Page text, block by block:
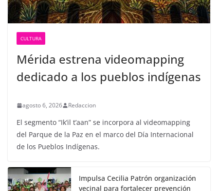
CULTURA
Mérida estrena videomapping
dedicado a los pueblos indígenas
agosto 6, 2026 Redaccion
El segmento “Ik’il t’aan” se incorpora al videomapping
del Parque de la Paz en el marco del Día Internacional
de los Pueblos Indígenas.
Impulsa Cecilia Patrón organización
vecinal para fortalecer prevención